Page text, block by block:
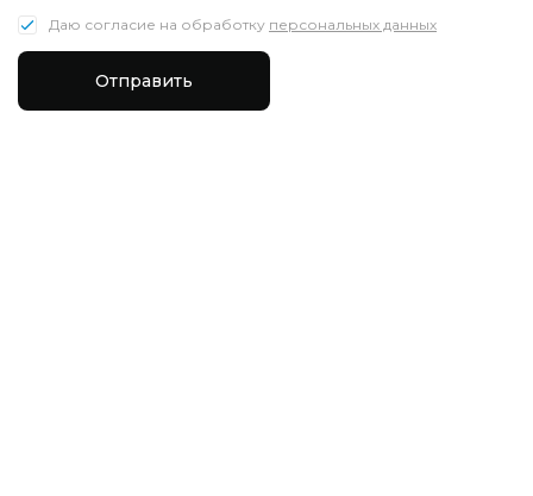
Даю согласие на обработку персональных данных
Отправить